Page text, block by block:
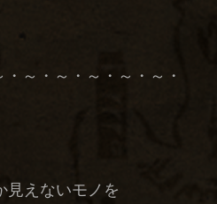
・～・～・～・～・～・
見えないモノを